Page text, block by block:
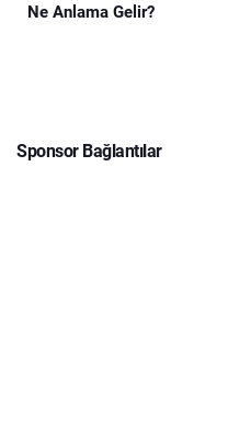
Ne Anlama Gelir?
Sponsor Bağlantılar